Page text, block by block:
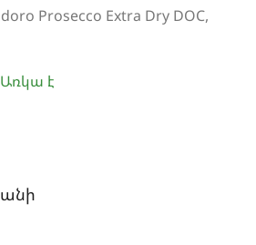
Prosecco Extra Dry DOC,
Առկա է